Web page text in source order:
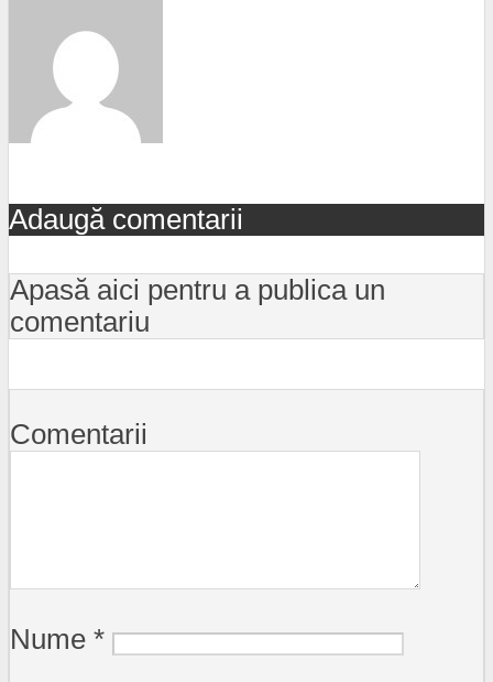
Adaugă comentarii
Apasă aici pentru a publica un
comentariu
Comentarii
Nume *